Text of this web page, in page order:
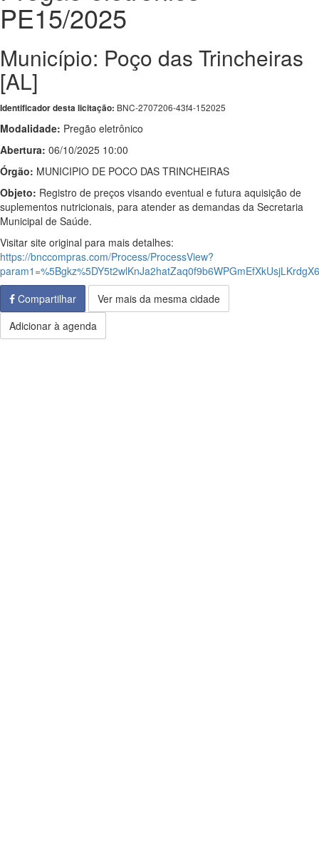
PE15/2025
Município: Poço das Trincheiras
[AL]
Identificador desta licitação: BNC-2707206-43f4-152025
Modalidade: Pregão eletrônico
Abertura: 06/10/2025 10:00
Órgão: MUNICIPIO DE POCO DAS TRINCHEIRAS
Objeto: Registro de preços visando eventual e futura aquisição de
suplementos nutricionais, para atender as demandas da Secretaria
Municipal de Saúde.
Visitar site original para mais detalhes:
https://bnccompras.com/Process/ProcessView?
Compartilhar
Ver mais da mesma cidade
Adicionar à agenda